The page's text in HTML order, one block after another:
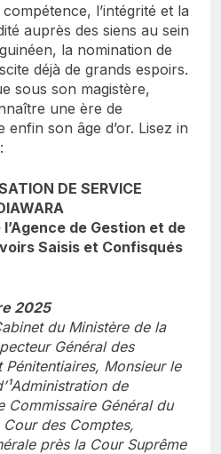
l’intégrité et la
auprès des siens au sein
la nomination de
déjà de grands espoirs.
sous son magistère,
une ère de
son âge d’or. Lisez in
DE SERVICE
de Gestion et de
Saisis et Confisqués
2025
du Ministère de la
Général des
Monsieur le
de
Commissaire Général du
des Comptes,
près la Cour Suprême